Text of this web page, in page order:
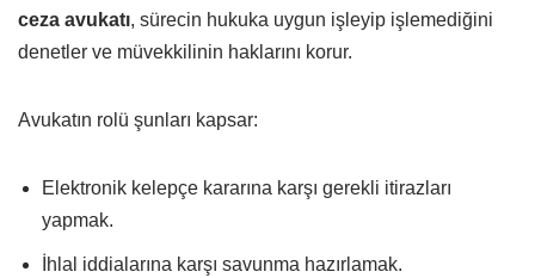
ceza avukatı, sürecin hukuka uygun işleyip işlemediğini
denetler ve müvekkilinin haklarını korur.
Avukatın rolü şunları kapsar:
Elektronik kelepçe kararına karşı gerekli itirazları
yapmak.
İhlal iddialarına karşı savunma hazırlamak.